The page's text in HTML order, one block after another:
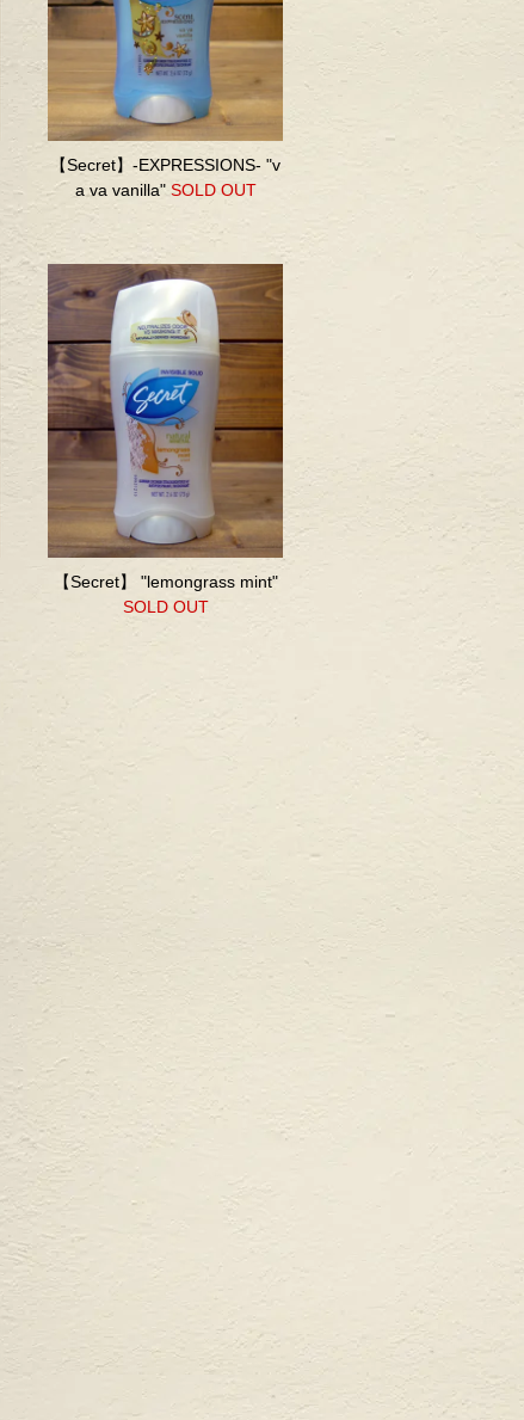
【Secret】-EXPRESSIONS- "v
a va vanilla" SOLD OUT
【Secret】 "lemongrass mint"
SOLD OUT